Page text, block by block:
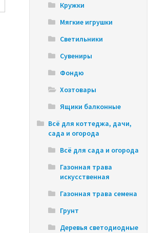
Кружки
Мягкие игрушки
Светильники
Сувениры
Фондю
Хозтовары
Ящики балконные
Всё для коттеджа, дачи,
сада и огорода
Всё для сада и огорода
Газонная трава
искусственная
Газонная трава семена
Грунт
Деревья светодиодные